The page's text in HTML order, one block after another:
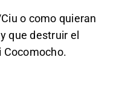
o como quieran
que destruir el
Cocomocho.